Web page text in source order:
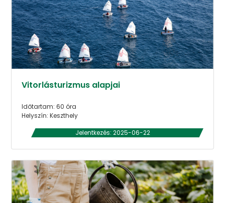
Vitorlásturizmus alapjai
Időtartam: 60 óra
Helyszín: Keszthely
Jelentkezés: 2025-06-22